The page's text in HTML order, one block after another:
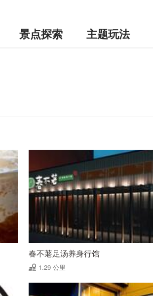
景点探索 主题玩法
春不荖足汤养身行馆
1.29 公里